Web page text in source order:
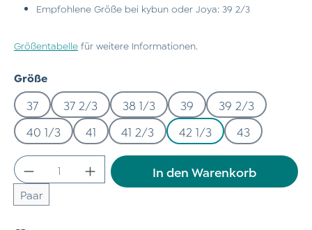
Empfohlene Größe bei kybun oder Joya: 39 2/3
Größentabelle für weitere Informationen.
Größeauswählen
37 37 2/3 38 1/3 39
39 2/3
40 1/3
41 41 2/3 42 1/3 43
Produkt Anzahl: Gib den gewünschten
Paar
In den Warenkorb